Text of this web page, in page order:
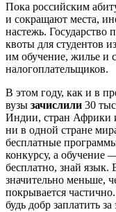
Пока российским
и сокращают места,
настежь. Государство
квоты для студентов
им обучение, жилье и
налогоплательщиков.
В этом году, как и в
вузы зачислили 30
Индии, стран Африки
ни в одной стране
бесплатные
конкурсу, а обучение
бесплатно, знай язык.
значительно меньше,
покрывается
будь добр заплатить за